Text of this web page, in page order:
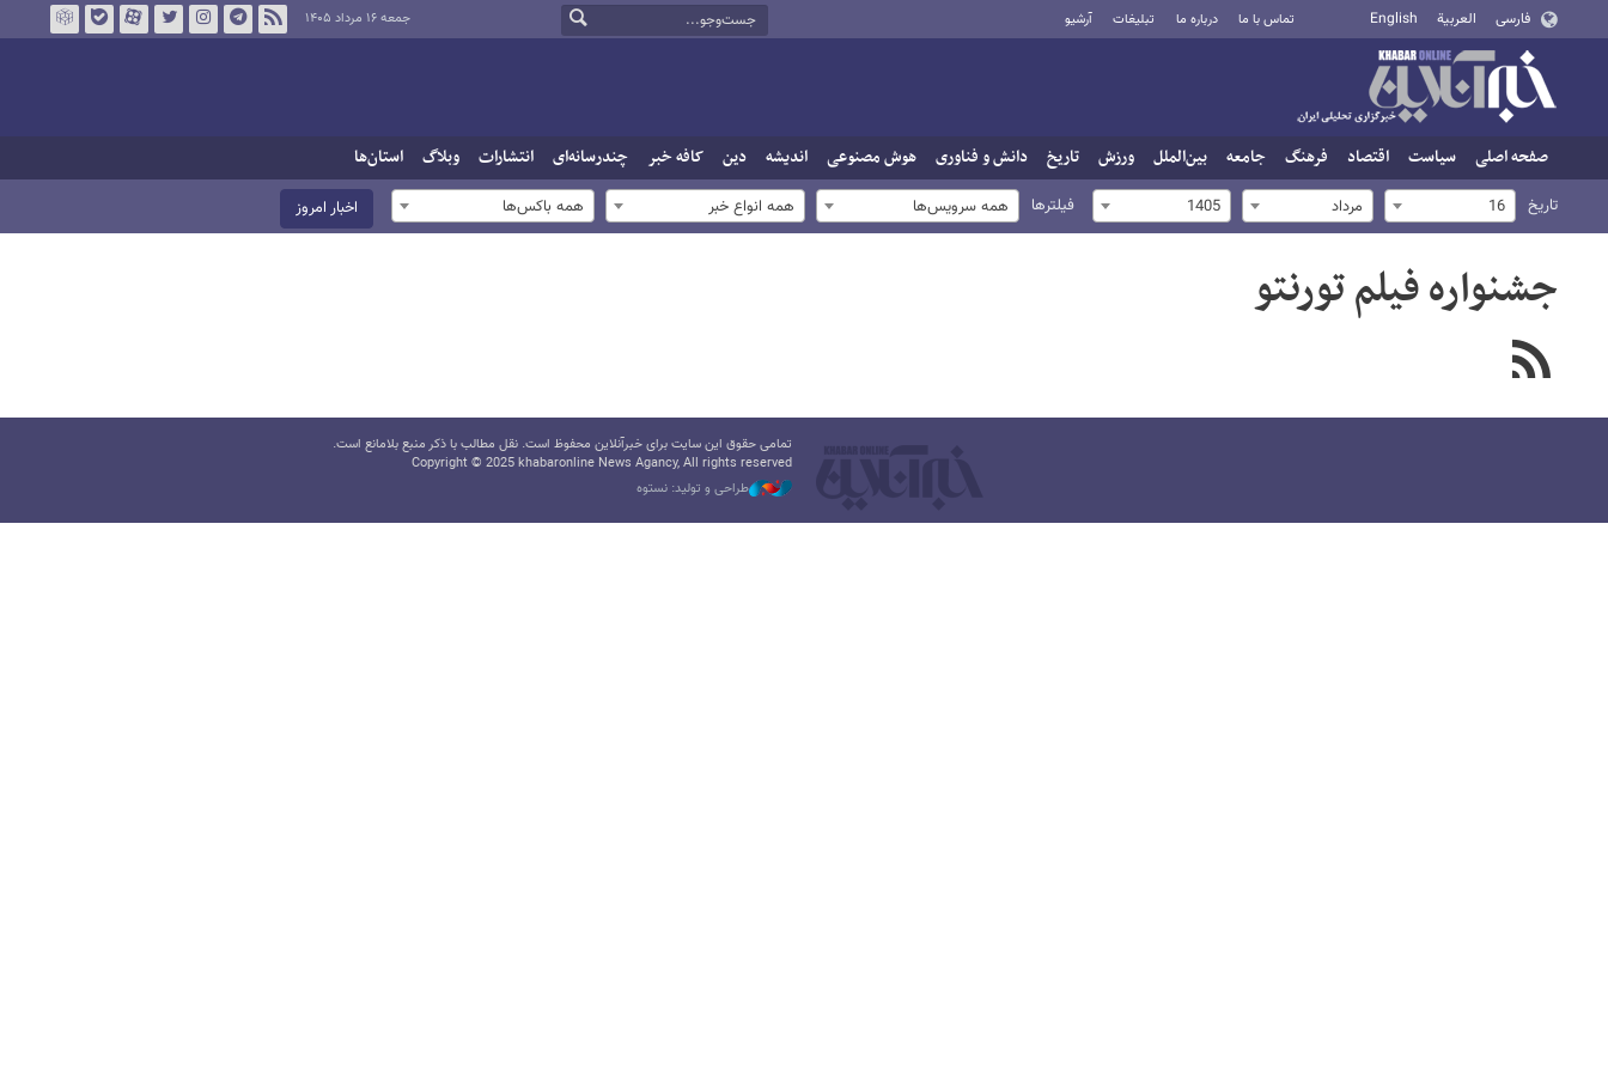
فارسی العربية English تماس با ما درباره ما تبلیغات آرشیو جمعه ۱۶ مرداد ۱۴۰۵
صفحه اصلی سیاست اقتصاد فرهنگ جامعه بین‌الملل ورزش تاریخ دانش و فناوری هوش مصنوعی اندیشه دین کافه خبر چندرسانه‌ای انتشارات وبلاگ استان‌ها
تاریخ 16 مرداد 1405 فیلترها همه سرویس‌ها همه انواع خبر همه باکس‌ها اخبار امروز
جشنواره فیلم تورنتو
تمامی حقوق این سایت برای خبرآنلاین محفوظ است. نقل مطالب با ذکر منبع بلامانع است.
Copyright © 2025 khabaronline News Agancy, All rights reserved
طراحی و تولید: نستوه